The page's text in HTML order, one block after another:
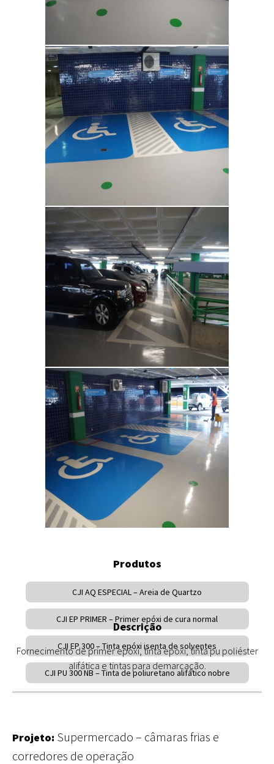
Produtos
CJI AQ ESPECIAL – Areia de Quartzo
CJI EP PRIMER – Primer epóxi de cura normal
CJI EP 300 – Tinta epóxi isenta de solventes
CJI PU 300 NB – Tinta de poliuretano alifático nobre
Descrição
Fornecimento de primer epóxi, tinta epóxi, tinta pu poliéster
alifática e tintas para demarcação.
Projeto: Supermercado – câmaras frias e
corredores de operação